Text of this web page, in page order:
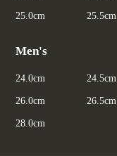
25.0cm 25.5cm
Men's
24.0cm 24.5cm
26.0cm 26.5cm
28.0cm